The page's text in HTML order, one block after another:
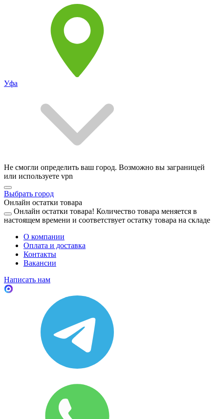
Уфа
Не смогли определить ваш город. Возможно вы заграницей
или используете vpn
Выбрать город
Онлайн остатки товара
Онлайн остатки товара! Количество товара меняется в
настоящем времени и соответствует остатку товара на складе
О компании
Оплата и доставка
Контакты
Вакансии
Написать нам